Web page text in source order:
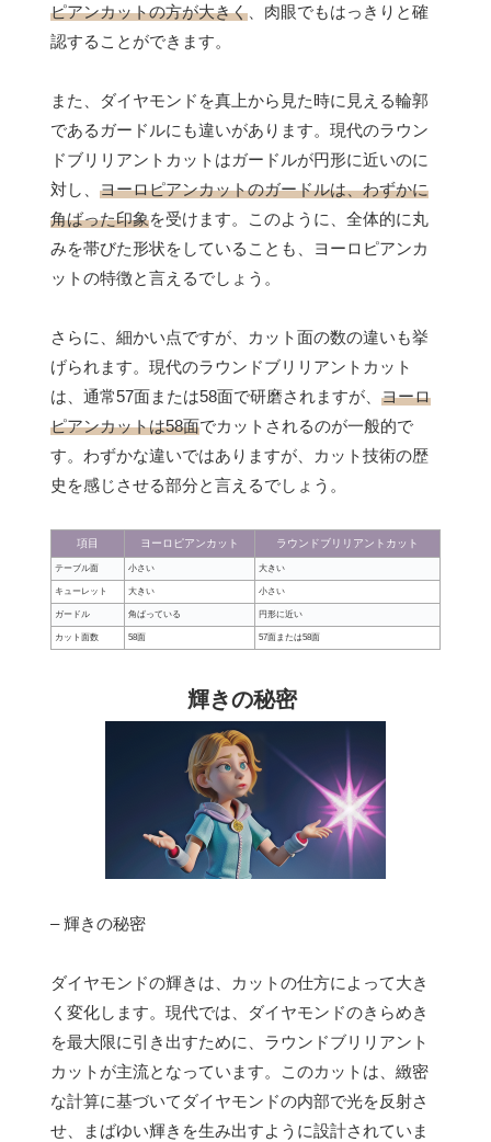
ピアンカットの方が大きく 、肉眼でもはっきりと確
認することができます。
また、ダイヤモンドを真上から見た時に見える輪郭
であるガードルにも違いがあります。現代のラウン
ドブリリアントカットはガードルが円形に近いのに
対し、 ヨーロピアンカットのガードルは、わずかに
角ばった印象を受けます。このように、全体的に丸
みを帯びた形状をしていることも、ヨーロピアンカ
ットの特徴と言えるでしょう。
さらに、細かい点ですが、カット面の数の違いも挙
げられます。現代のラウンドブリリアントカット
は、通常57面または58面で研磨されますが、 ヨーロ
ピアンカットは58面でカットされるのが一般的で
す。わずかな違いではありますが、カット技術の歴
史を感じさせる部分と言えるでしょう。
項目 ヨーロピアンカット ラウンドブリリアントカット
テーブル面 小さい 大きい
キューレット 大きい 小さい
ガードル 角ばっている 円形に近い
カット面数 58面 57面または58面
輝きの秘密
– 輝きの秘密
ダイヤモンドの輝きは、カットの仕方によって大き
く変化します。現代では、ダイヤモンドのきらめき
を最大限に引き出すために、ラウンドブリリアント
カットが主流となっています。このカットは、緻密
な計算に基づいてダイヤモンドの内部で光を反射さ
せ、まばゆい輝きを生み出すように設計されていま